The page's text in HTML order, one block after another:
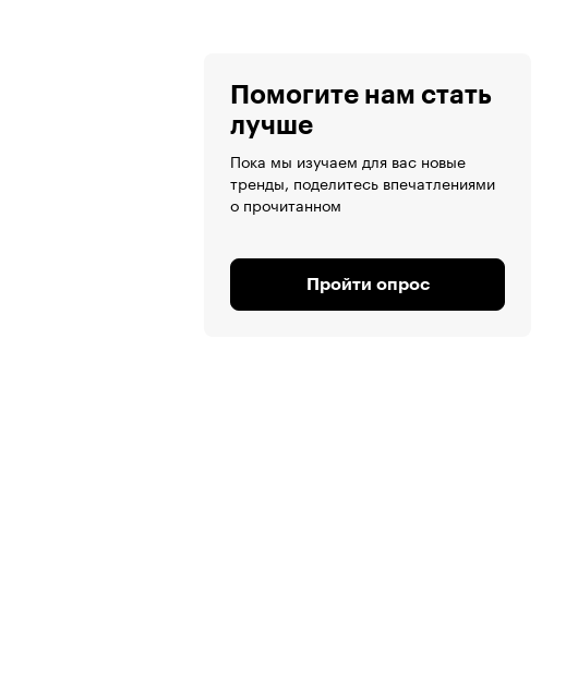
Помогите нам стать
лучше
Пока мы изучаем для вас новые
тренды, поделитесь впечатлениями
о прочитанном
Пройти опрос